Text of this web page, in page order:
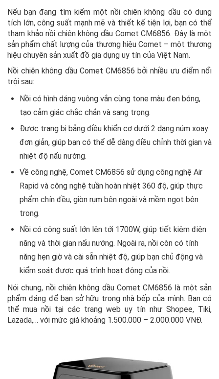
Nếu bạn đang tìm kiếm một nồi chiên không dầu có dung
tích lớn, công suất mạnh mẽ và thiết kế tiện lợi, bạn có thể
tham khảo nồi chiên không dầu Comet CM6856. Đây là một
sản phẩm chất lượng của thương hiệu Comet – một thương
hiệu chuyên sản xuất đồ gia dụng uy tín của Việt Nam.
Nồi chiên không dầu Comet CM6856 bởi nhiều ưu điểm nổi
trội sau:
Nồi có hình dáng vuông vắn cùng tone màu đen bóng,
tạo cảm giác chắc chắn và sang trọng.
Được trang bị bảng điều khiển cơ dưới 2 dạng núm xoay
đơn giản, giúp bạn có thể dễ dàng điều chỉnh thời gian và
nhiệt độ nấu nướng.
Về công nghệ, Comet CM6856 sử dụng công nghệ Air
Rapid và công nghệ tuần hoàn nhiệt 360 độ, giúp thực
phẩm chín đều, giòn rụm bên ngoài và mềm ngọt bên
trong.
Nồi có công suất lớn lên tới 1700W, giúp tiết kiệm điện
năng và thời gian nấu nướng. Ngoài ra, nồi còn có tính
năng hẹn giờ và cài sẵn nhiệt độ, giúp bạn chủ động và
kiểm soát được quá trình hoạt động của nồi.
Nói chung, nồi chiên không dầu Comet CM6856 là một sản
phẩm đáng để bạn sở hữu trong nhà bếp của mình. Bạn có
thể mua nồi tại các trang web uy tín như Shopee, Tiki,
Lazada,… với mức giá khoảng 1.500.000 – 2.000.000 VNĐ.